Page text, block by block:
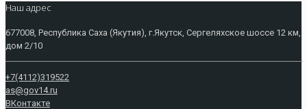
Наш адрес
677008, Республика Саха (Якутия), г.Якутск, Сергеляхское шоссе 12 км,
дом 2/10
+7(4112)319522
as@gov14.ru
ВКонтакте